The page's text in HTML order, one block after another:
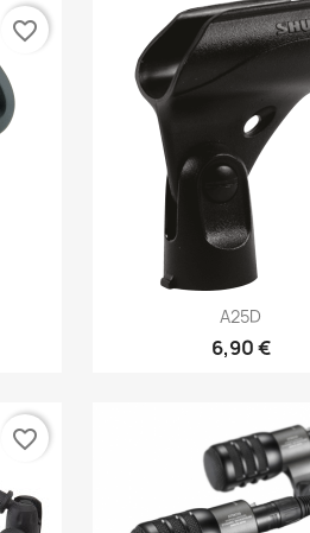
favorite_border
A25D
6,90 €
Aperçu rapide
favorite_border